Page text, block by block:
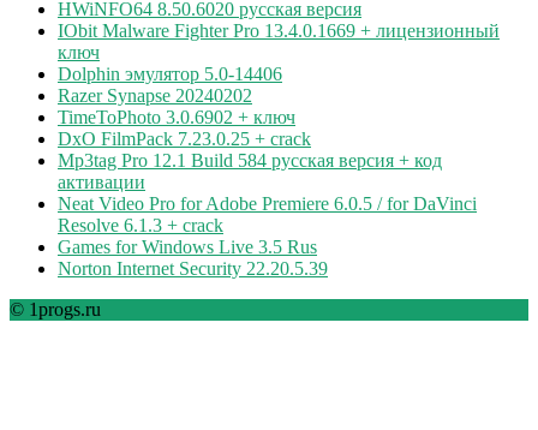
HWiNFO64 8.50.6020 русская версия
IObit Malware Fighter Pro 13.4.0.1669 + лицензионный
ключ
Dolphin эмулятор 5.0-14406
Razer Synapse 20240202
TimeToPhoto 3.0.6902 + ключ
DxO FilmPack 7.23.0.25 + crack
Mp3tag Pro 12.1 Build 584 русская версия + код
активации
Neat Video Pro for Adobe Premiere 6.0.5 / for DaVinci
Resolve 6.1.3 + crack
Games for Windows Live 3.5 Rus
Norton Internet Security 22.20.5.39
© 1progs.ru